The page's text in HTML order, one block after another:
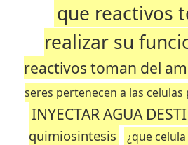
que reactivos
realizar su
reactivos toman del
seres pertenecen a las
INYECTAR AGUA
quimiosintesis
¿que